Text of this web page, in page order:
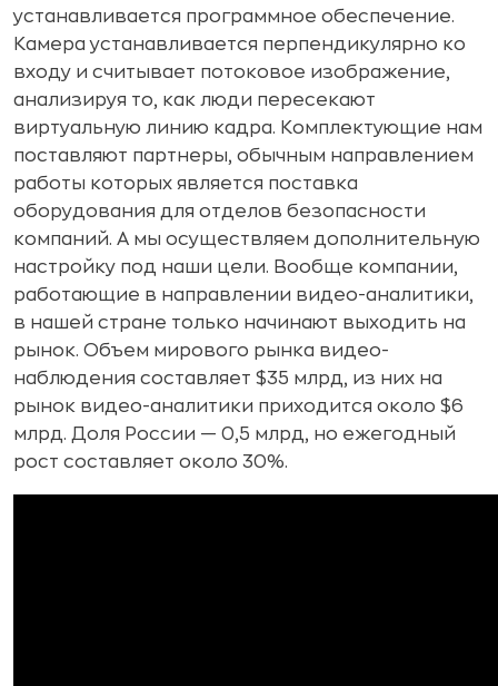
устанавливается программное обеспечение.
Камера устанавливается перпендикулярно ко
входу и считывает потоковое изображение,
анализируя то, как люди пересекают
виртуальную линию кадра. Комплектующие нам
поставляют партнеры, обычным направлением
работы которых является поставка
оборудования для отделов безопасности
компаний. А мы осуществляем дополнительную
настройку под наши цели. Вообще компании,
работающие в направлении видео-аналитики,
в нашей стране только начинают выходить на
рынок. Объем мирового рынка видео-
наблюдения составляет $35 млрд, из них на
рынок видео-аналитики приходится около $6
млрд. Доля России — 0,5 млрд, но ежегодный
рост составляет около 30%.